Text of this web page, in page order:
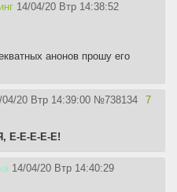
14/04/20 Втр 14:38:52
анонов прошу его
04/20 Втр 14:39:00 №738134
7
Е-Е-Е-Е-Е!
14/04/20 Втр 14:40:29